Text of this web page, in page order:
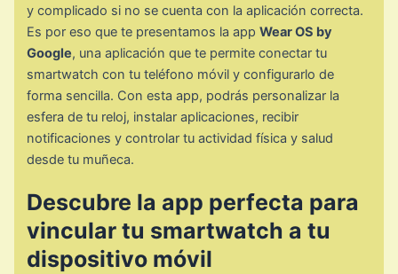
y complicado si no se cuenta con la aplicación correcta.
Es por eso que te presentamos la appWear OS by
Google, una aplicación que te permite conectar tu
smartwatch con tu teléfono móvil y configurarlo de
forma sencilla. Con esta app, podrás personalizar la
esfera de tu reloj, instalar aplicaciones, recibir
notificaciones y controlar tu actividad física y salud
desde tu muñeca.
Descubre la app perfecta para
vincular tu smartwatch a tu
dispositivo móvil